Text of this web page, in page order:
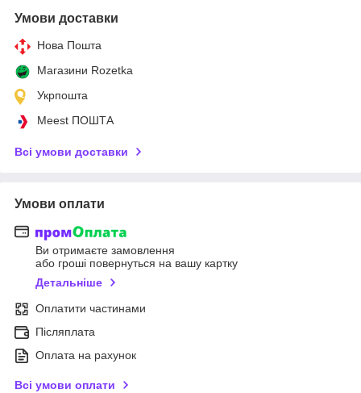
Умови доставки
Нова Пошта
Магазини Rozetka
Укрпошта
Meest ПОШТА
Всі умови доставки
Умови оплати
Ви отримаєте замовлення
або гроші повернуться на вашу картку
Детальніше
Оплатити частинами
Післяплата
Оплата на рахунок
Всі умови оплати